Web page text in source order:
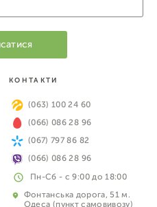
КОНТАКТИ
(063) 100 24 60
(066) 086 28 96
(067) 797 86 82
(066) 086 28 96
Пн-Сб - с 9:00 до 18:00
Фонтанська дорога, 51 м.
Одеса (пункт самовивозу)